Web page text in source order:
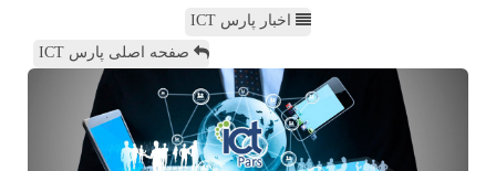
اخبار پارس ICT
صفحه اصلی پارس ICT